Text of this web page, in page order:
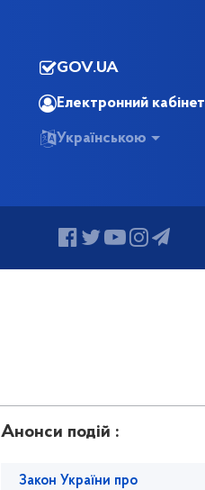
GOV.UA
Електронний кабінет
Українською
Анонси подій :
Закон України про